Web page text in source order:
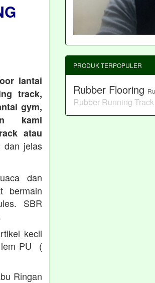
lantai
track,
gym,
kami
atau
dan jelas
dan
bermain
SBR
kecil
lem PU (
Ringan
PRODUK TERPOPULER
Rubber Flooring
Rubber Running Track